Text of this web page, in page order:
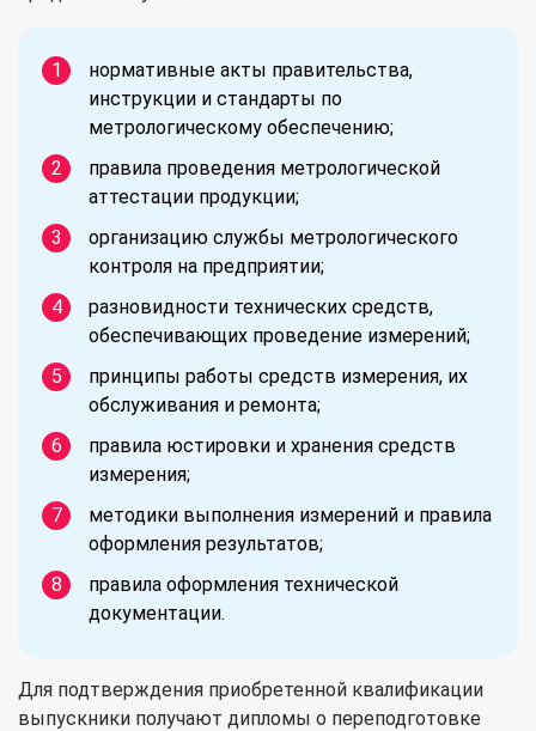
нормативные акты правительства,
инструкции и стандарты по
метрологическому обеспечению;
правила проведения метрологической
аттестации продукции;
организацию службы метрологического
контроля на предприятии;
разновидности технических средств,
обеспечивающих проведение измерений;
принципы работы средств измерения, их
обслуживания и ремонта;
правила юстировки и хранения средств
измерения;
методики выполнения измерений и правила
оформления результатов;
правила оформления технической
документации.
Для подтверждения приобретенной квалификации
выпускники получают дипломы о переподготовке